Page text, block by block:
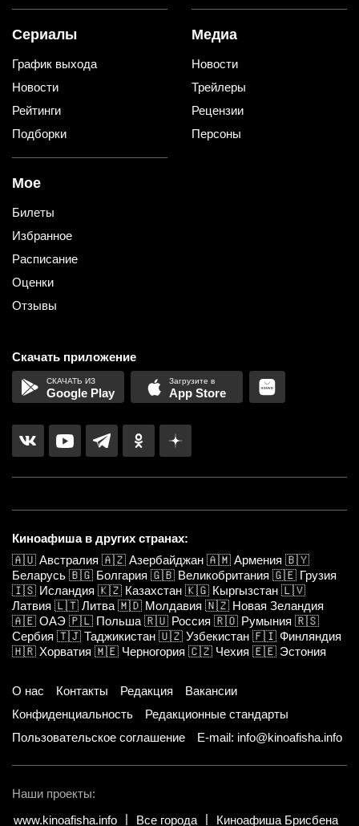
Сериалы
График выхода
Новости
Рейтинги
Подборки
Медиа
Новости
Трейлеры
Рецензии
Персоны
Мое
Билеты
Избранное
Расписание
Оценки
Отзывы
Скачать приложение
Google Play App Store
Киноафиша в других странах:
🇦🇺 Австралия 🇦🇿 Азербайджан 🇦🇲 Армения 🇧🇾
Беларусь 🇧🇬 Болгария 🇬🇧 Великобритания 🇬🇪 Грузия
🇮🇸 Исландия 🇰🇿 Казахстан 🇰🇬 Кыргызстан 🇱🇻
Латвия 🇱🇹 Литва 🇲🇩 Молдавия 🇳🇿 Новая Зеландия
🇦🇪 ОАЭ 🇵🇱 Польша 🇷🇺 Россия 🇷🇴 Румыния 🇷🇸
Сербия 🇹🇯 Таджикистан 🇺🇿 Узбекистан 🇫🇮 Финляндия
🇭🇷 Хорватия 🇲🇪 Черногория 🇨🇿 Чехия 🇪🇪 Эстония
О нас Контакты Редакция
Вакансии
Конфиденциальность
Редакционные стандарты
Пользовательское соглашение
E-mail: info@kinoafisha.info
Наши проекты:
www.kinoafisha.info
Все города Киноафиша Брисбена